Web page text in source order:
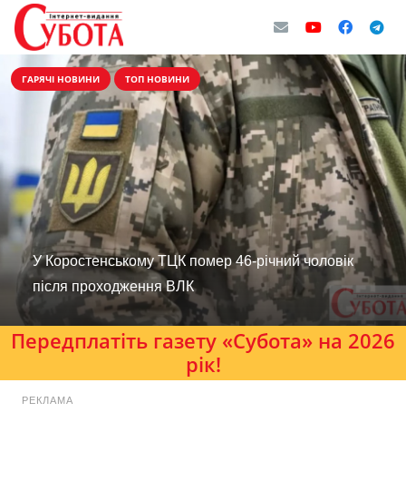
ГАРЯЧІ НОВИНИ ТОП НОВИНИ
У Коростенському ТЦК помер 46-річний чоловік
після проходження ВЛК
Передплатіть газету «Субота» на 2026
рік!
РЕКЛАМА